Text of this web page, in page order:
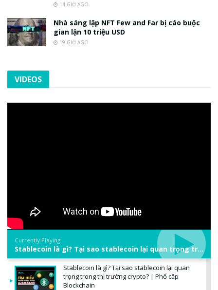
14 GIỜ AGO
Nhà sáng lập NFT Few and Far bị cáo buộc
gian lận 10 triệu USD
19 GIỜ AGO
VIDEOS
Currently Playing
Stablecoin là gì? Tại sao stablecoin lại quan trọng trong thị trường crypto? | Phổ cập Blockchain
Stablecoin là gì? Tại sao stablecoin lại quan
trọng trong thị trường crypto? | Phổ cập
Blockchain